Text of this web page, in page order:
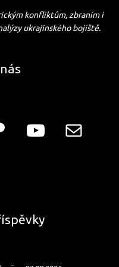
konfliktům, zbraním i
ukrajinského bojiště.